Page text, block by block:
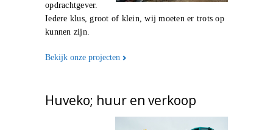
opdrachtgever.
Iedere klus, groot of klein, wij moeten er trots op
kunnen zijn.
Bekijk onze projecten
Huveko; huur en verkoop